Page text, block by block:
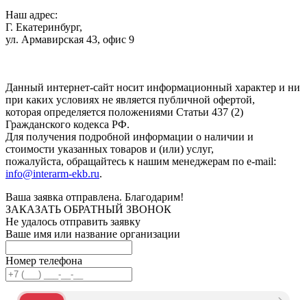
Наш адрес:
Г. Екатеринбург,
ул. Армавирская 43, офис 9
Данный интернет-сайт носит информационный характер и ни
при каких условиях не является публичной офертой,
которая определяется положениями Статьи 437 (2)
Гражданского кодекса РФ.
Для получения подробной информации о наличии и
стоимости указанных товаров и (или) услуг,
пожалуйста, обращайтесь к нашим менеджерам по e-mail:
info@interarm-ekb.ru.
Ваша заявка отправлена. Благодарим!
ЗАКАЗАТЬ ОБРАТНЫЙ ЗВОНОК
Не удалось отправить заявку
Ваше имя или название организации
Номер телефона